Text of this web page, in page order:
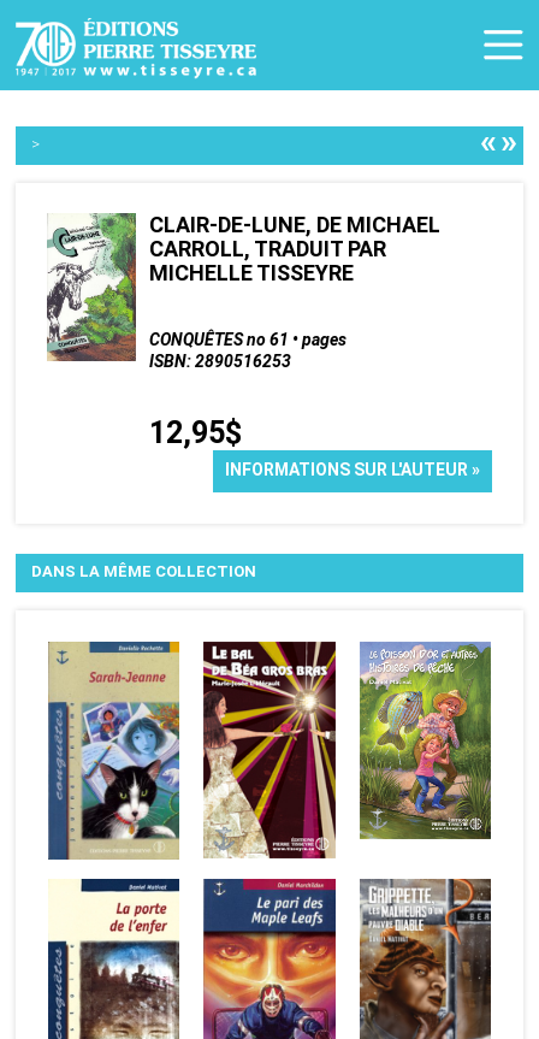
> «»
CLAIR-DE-LUNE, DE MICHAEL
CARROLL, TRADUIT PAR
MICHELLE TISSEYRE
CONQUÊTES no 61 • pages
ISBN: 2890516253
12,95$
INFORMATIONS SUR L'AUTEUR »
DANS LA MÊME COLLECTION